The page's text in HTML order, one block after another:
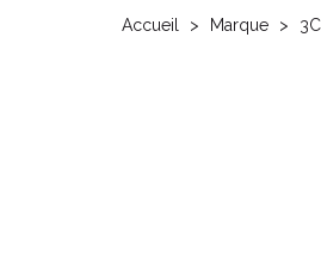
Accueil Marque